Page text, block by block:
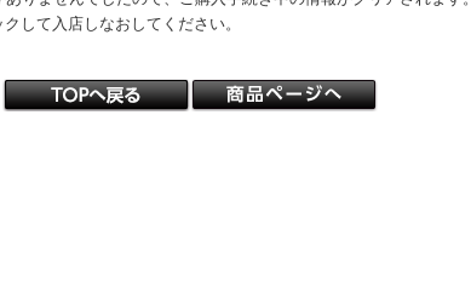
して入店しなおしてください。